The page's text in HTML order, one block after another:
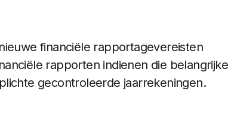
financiële rapportagevereisten
rapporten indienen die belangrijke
gecontroleerde jaarrekeningen.